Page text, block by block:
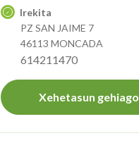
Irekita
PZ SAN JAIME 7
46113 MONCADA
614211470
Xehetasun gehiago